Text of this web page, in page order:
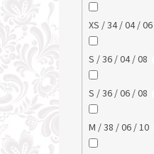
XS / 34 / 04 / 06
S / 36 / 04 / 08
S / 36 / 06 / 08
M / 38 / 06 / 10